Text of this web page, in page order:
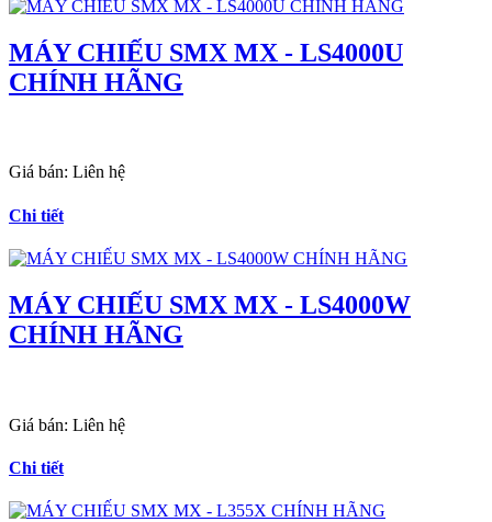
MÁY CHIẾU SMX MX - LS4000U
CHÍNH HÃNG
Giá bán: Liên hệ
Chi tiết
MÁY CHIẾU SMX MX - LS4000W
CHÍNH HÃNG
Giá bán: Liên hệ
Chi tiết